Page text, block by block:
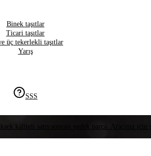
Binek taşıtlar
Ticari taşıtlar
üç tekerlekli taşıtlar
Yarış
SSS
kaliteli satış sonrası yedek parça. Aracınız